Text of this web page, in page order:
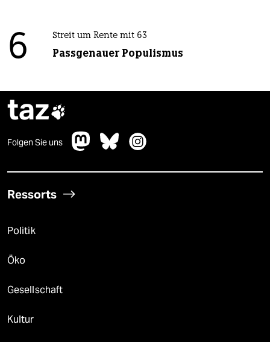
6 Streit um Rente mit 63
Passgenauer Populismus
taz
Folgen Sie uns
Ressorts
Politik
Öko
Gesellschaft
Kultur